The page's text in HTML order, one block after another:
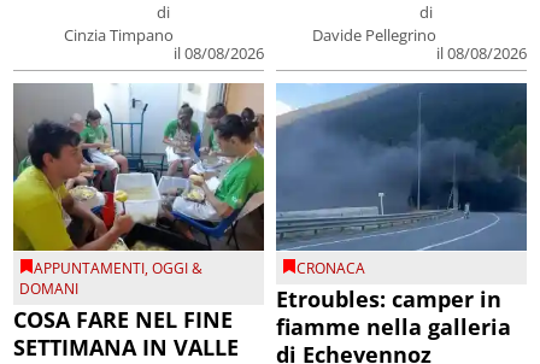
di
Cinzia Timpano
il 08/08/2026
di
Davide Pellegrino
il 08/08/2026
APPUNTAMENTI,OGGI &
DOMANI
COSA FARE NEL FINE
SETTIMANA IN VALLE
CRONACA
Etroubles: camper in
fiamme nella galleria
di Echevennoz